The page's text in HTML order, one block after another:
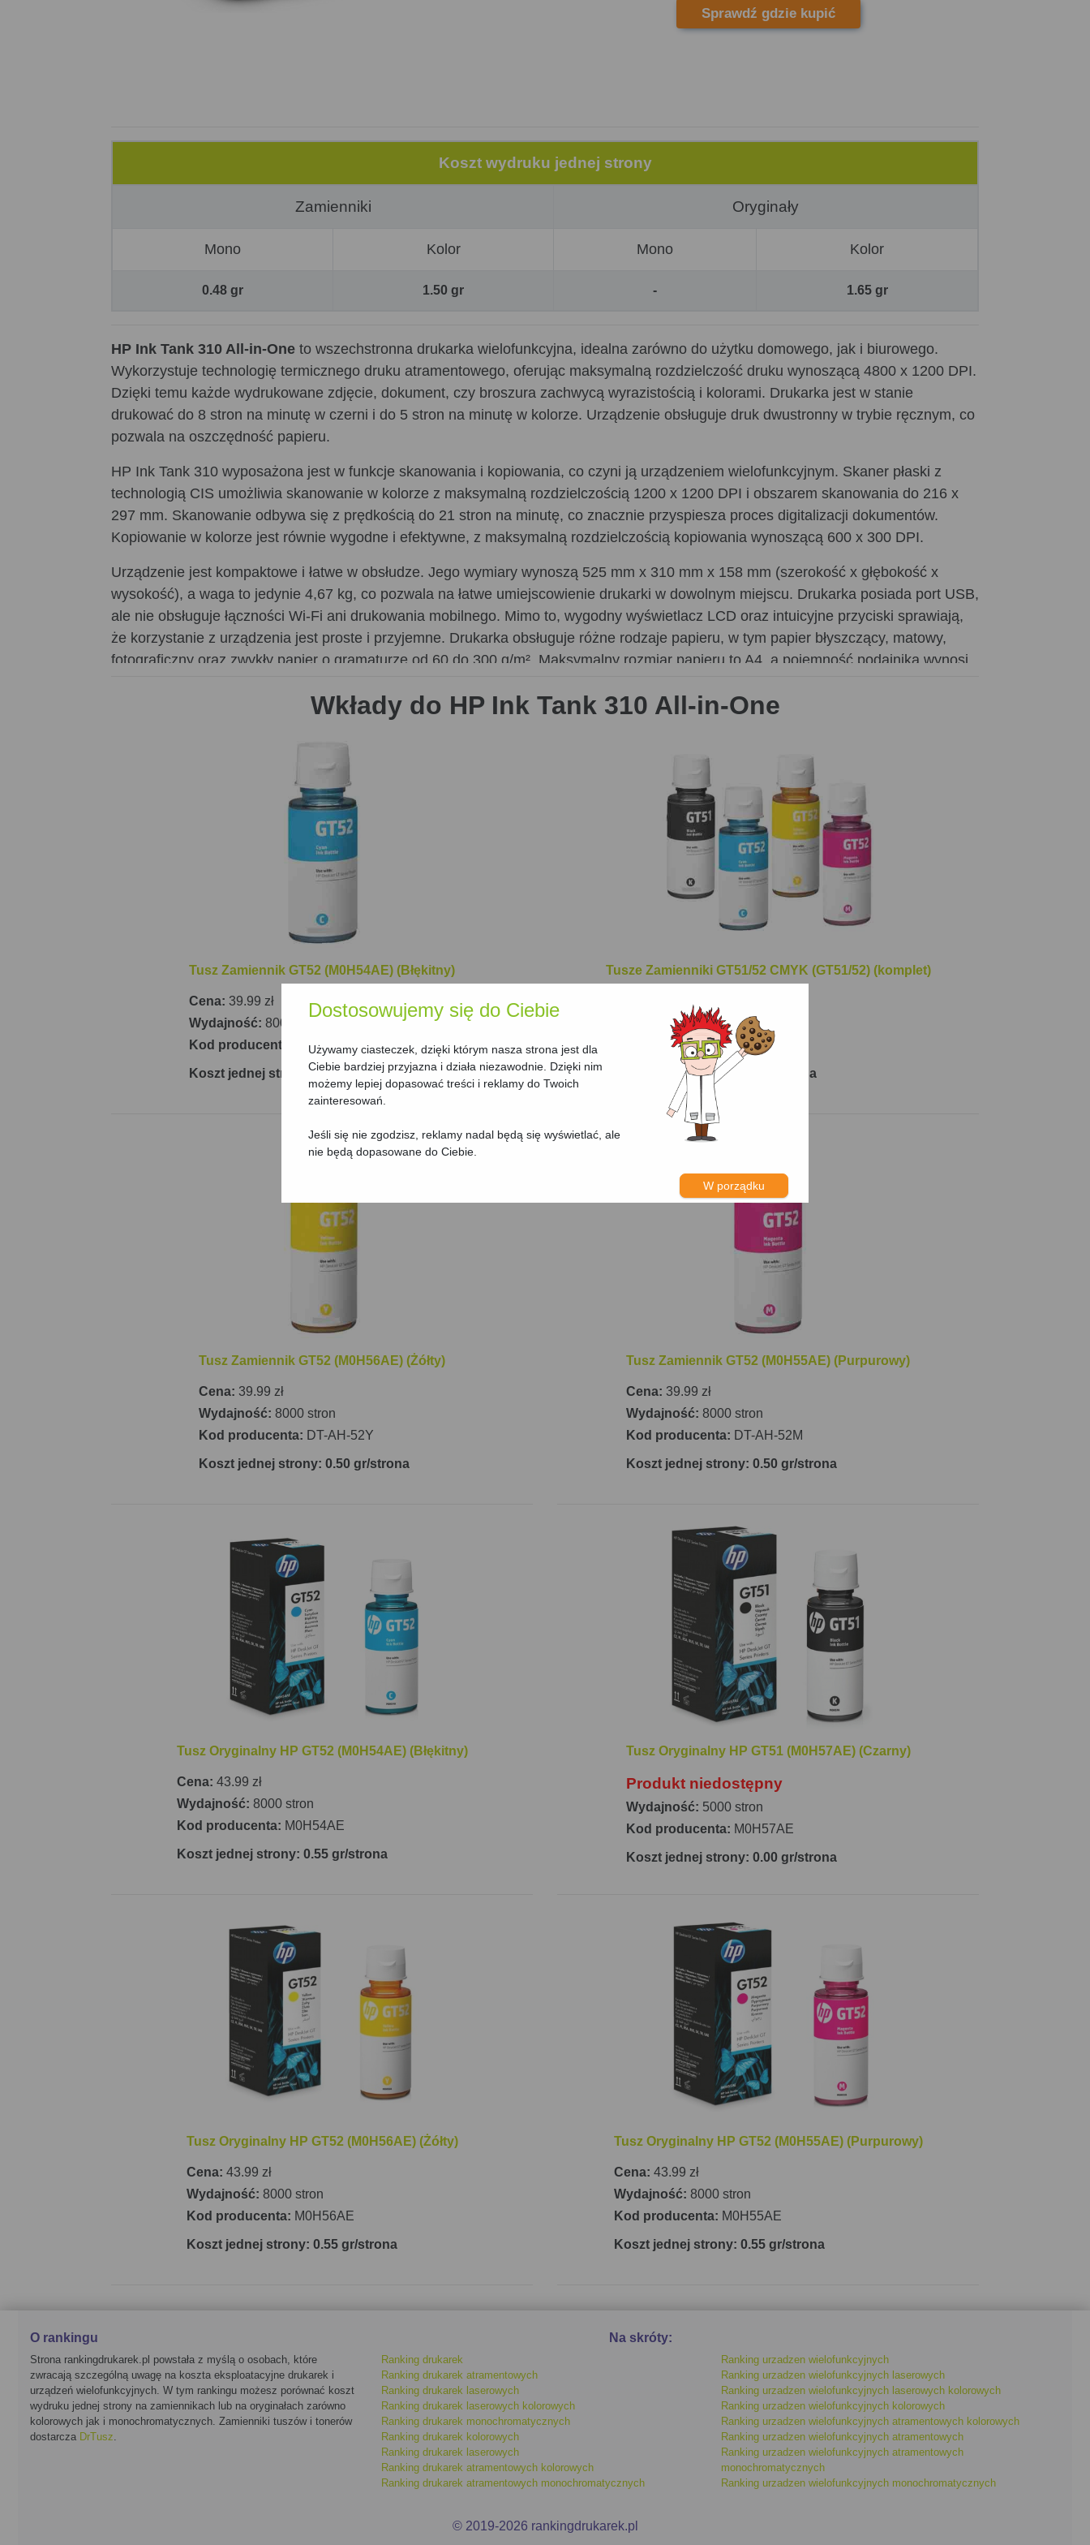
Dostosowujemy się do Ciebie
Używamy ciasteczek, dzięki którym nasza strona jest dla
Ciebie bardziej przyjazna i działa niezawodnie. Dzięki nim
możemy lepiej dopasować treści i reklamy do Twoich
zainteresowań.
Jeśli się nie zgodzisz, reklamy nadal będą się wyświetlać, ale
nie będą dopasowane do Ciebie.
W porządku
Sprawdź gdzie kupić
Koszt wydruku jednej strony
Zamienniki Oryginały
Mono Kolor Mono Kolor
0.48 gr 1.50 gr - 1.65 gr
HP Ink Tank 310 All-in-One to wszechstronna drukarka wielofunkcyjna, idealna zarówno do użytku domowego, jak i biurowego.
Wykorzystuje technologię termicznego druku atramentowego, oferując maksymalną rozdzielczość druku wynoszącą 4800 x 1200 DPI.
Dzięki temu każde wydrukowane zdjęcie, dokument, czy broszura zachwycą wyrazistością i kolorami. Drukarka jest w stanie
drukować do 8 stron na minutę w czerni i do 5 stron na minutę w kolorze. Urządzenie obsługuje druk dwustronny w trybie ręcznym, co
pozwala na oszczędność papieru.
HP Ink Tank 310 wyposażona jest w funkcje skanowania i kopiowania, co czyni ją urządzeniem wielofunkcyjnym. Skaner płaski z
technologią CIS umożliwia skanowanie w kolorze z maksymalną rozdzielczością 1200 x 1200 DPI i obszarem skanowania do 216 x
297 mm. Skanowanie odbywa się z prędkością do 21 stron na minutę, co znacznie przyspiesza proces digitalizacji dokumentów.
Kopiowanie w kolorze jest równie wygodne i efektywne, z maksymalną rozdzielczością kopiowania wynoszącą 600 x 300 DPI.
Urządzenie jest kompaktowe i łatwe w obsłudze. Jego wymiary wynoszą 525 mm x 310 mm x 158 mm (szerokość x głębokość x
wysokość), a waga to jedynie 4,67 kg, co pozwala na łatwe umiejscowienie drukarki w dowolnym miejscu. Drukarka posiada port USB,
ale nie obsługuje łączności Wi-Fi ani drukowania mobilnego. Mimo to, wygodny wyświetlacz LCD oraz intuicyjne przyciski sprawiają,
że korzystanie z urządzenia jest proste i przyjemne. Drukarka obsługuje różne rodzaje papieru, w tym papier błyszczący, matowy,
fotograficzny oraz zwykły papier o gramaturze od 60 do 300 g/m². Maksymalny rozmiar papieru to A4, a pojemność podajnika wynosi
HP Ink Tank 310 charakteryzuje się wysoką wydajnością dzięki dużym pojemnikom na tusz, które pozwalają na wydrukowanie tysięcy
napełniania zapobiega rozlaniu, co ułatwia utrzymanie porządku. Cykl pracy drukarki wynosi od 400 do 800 stron miesięcznie, co
czyni ją idealnym wyborem dla użytkowników potrzebujących niezawodnego urządzenia do regularnego drukowania dużej ilości
Wkłady do HP Ink Tank 310 All-in-One
Tusz Zamiennik GT52 (M0H54AE) (Błękitny)
Cena: 39.99 zł
Wydajność: 8000 stron
Kod producenta:
DT-AH-52C
Koszt jednej strony: 0.50 gr/strona
Tusz Zamiennik GT52 (M0H56AE) (Żółty)
Cena: 39.99 zł
Wydajność: 8000 stron
Kod producenta: DT-AH-52Y
Koszt jednej strony: 0.50 gr/strona
Tusz Oryginalny HP GT52 (M0H54AE) (Błękitny)
Cena: 43.99 zł
Wydajność: 8000 stron
Kod producenta: M0H54AE
Koszt jednej strony: 0.55 gr/strona
Tusz Oryginalny HP GT52 (M0H56AE) (Żółty)
Cena: 43.99 zł
Wydajność: 8000 stron
Kod producenta: M0H56AE
Koszt jednej strony: 0.55 gr/strona
Tusze Zamienniki GT51/52 CMYK (GT51/52) (komplet)
Wydajność:30000 stron
Kod producenta:DT-AH-51/K
Koszt jednej strony: 0.48 gr/strona
Tusz Zamiennik GT52 (M0H55AE) (Purpurowy)
Cena: 39.99 zł
Wydajność: 8000 stron
Kod producenta: DT-AH-52M
Koszt jednej strony: 0.50 gr/strona
Tusz Oryginalny HP GT51 (M0H57AE) (Czarny)
Produkt niedostępny
Wydajność: 5000 stron
Kod producenta: M0H57AE
Koszt jednej strony: 0.00 gr/strona
Tusz Oryginalny HP GT52 (M0H55AE) (Purpurowy)
Cena: 43.99 zł
Wydajność: 8000 stron
Kod producenta: M0H55AE
Koszt jednej strony: 0.55 gr/strona
O rankingu
Strona rankingdrukarek.pl powstała z myślą o osobach, które
zwracają szczególną uwagę na koszta eksploatacyjne drukarek i
urządzeń wielofunkcyjnych. W tym rankingu możesz porównać koszt
wydruku jednej strony na zamiennikach lub na oryginałach zarówno
kolorowych jak i monochromatycznych. Zamienniki tuszów i tonerów
dostarcza DrTusz.
Na skróty:
Ranking drukarek
Ranking drukarek atramentowych
Ranking drukarek laserowych
Ranking drukarek laserowych kolorowych
Ranking drukarek monochromatycznych
Ranking drukarek kolorowych
Ranking drukarek laserowych
Ranking drukarek atramentowych kolorowych
Ranking drukarek atramentowych monochromatycznych
Ranking urzadzen wielofunkcyjnych
Ranking urzadzen wielofunkcyjnych laserowych
Ranking urzadzen wielofunkcyjnych laserowych kolorowych
Ranking urzadzen wielofunkcyjnych kolorowych
Ranking urzadzen wielofunkcyjnych atramentowych kolorowych
Ranking urzadzen wielofunkcyjnych atramentowych
Ranking urzadzen wielofunkcyjnych atramentowych
monochromatycznych
Ranking urzadzen wielofunkcyjnych monochromatycznych
© 2019-2026 rankingdrukarek.pl